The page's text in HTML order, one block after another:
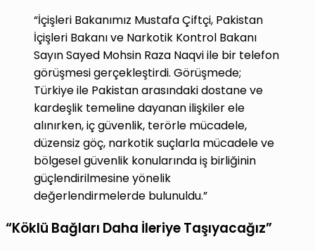
“İçişleri Bakanımız Mustafa Çiftçi, Pakistan
İçişleri Bakanı ve Narkotik Kontrol Bakanı
Sayın Sayed Mohsin Raza Naqvi ile bir telefon
görüşmesi gerçekleştirdi. Görüşmede;
Türkiye ile Pakistan arasındaki dostane ve
kardeşlik temeline dayanan ilişkiler ele
alınırken, iç güvenlik, terörle mücadele,
düzensiz göç, narkotik suçlarla mücadele ve
bölgesel güvenlik konularında iş birliğinin
güçlendirilmesine yönelik
değerlendirmelerde bulunuldu.”
“Köklü Bağları Daha İleriye Taşıyacağız”